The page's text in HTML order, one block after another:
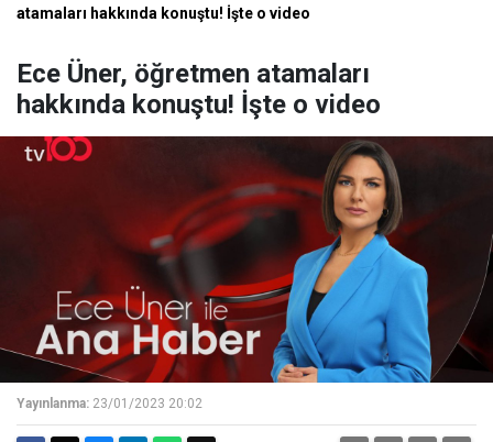
atamaları hakkında konuştu! İşte o video
Ece Üner, öğretmen atamaları
hakkında konuştu! İşte o video
Yayınlanma: 23/01/2023 20:02